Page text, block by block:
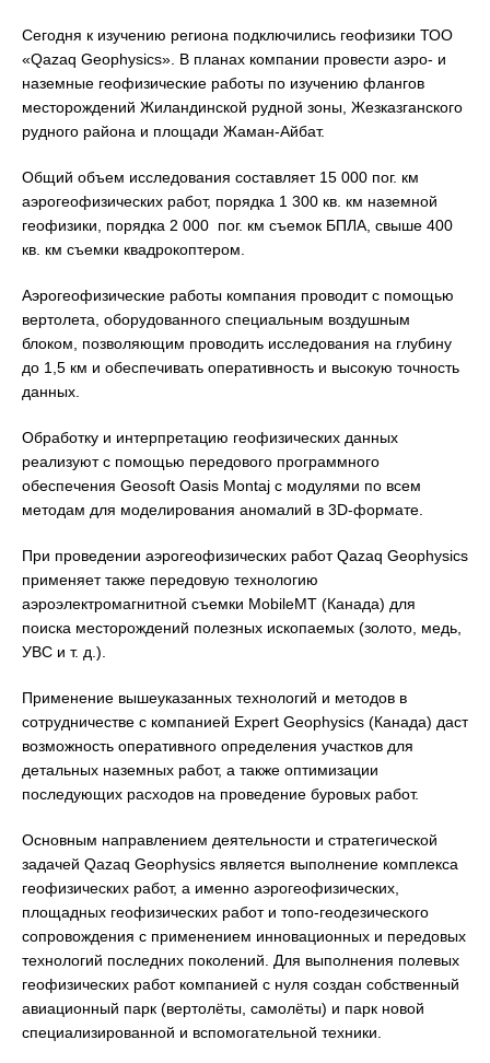
Сегодня к изучению региона подключились геофизики ТОО
«Qazaq Geophysics». В планах компании провести аэро- и
наземные геофизические работы по изучению флангов
месторождений Жиландинской рудной зоны, Жезказганского
рудного района и площади Жаман-Айбат.
Общий объем исследования составляет 15 000 пог. км
аэрогеофизических работ, порядка 1 300 кв. км наземной
геофизики, порядка 2 000 пог. км съемок БПЛА, свыше 400
кв. км съемки квадрокоптером.
Аэрогеофизические работы компания проводит с помощью
вертолета, оборудованного специальным воздушным
блоком, позволяющим проводить исследования на глубину
до 1,5 км и обеспечивать оперативность и высокую точность
данных.
Обработку и интерпретацию геофизических данных
реализуют с помощью передового программного
обеспечения Geosoft Oasis Montaj с модулями по всем
методам для моделирования аномалий в 3D-формате.
При проведении аэрогеофизических работ Qazaq Geophysics
применяет также передовую технологию
аэроэлектромагнитной съемки MobileMT (Канада) для
поиска месторождений полезных ископаемых (золото, медь,
УВС и т. д.).
Применение вышеуказанных технологий и методов в
сотрудничестве с компанией Expert Geophysics (Канада) даст
возможность оперативного определения участков для
детальных наземных работ, а также оптимизации
последующих расходов на проведение буровых работ.
Основным направлением деятельности и стратегической
задачей Qazaq Geophysics является выполнение комплекса
геофизических работ, а именно аэрогеофизических,
площадных геофизических работ и топо-геодезического
сопровождения с применением инновационных и передовых
технологий последних поколений. Для выполнения полевых
геофизических работ компанией с нуля создан собственный
авиационный парк (вертолёты, самолёты) и парк новой
специализированной и вспомогательной техники.